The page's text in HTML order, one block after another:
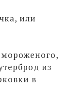
или
из
в